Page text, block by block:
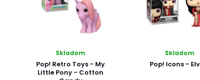
Skladom
Pop! Retro Toys - My
Little Pony - Cotton
Skladom
Pop! Icons -